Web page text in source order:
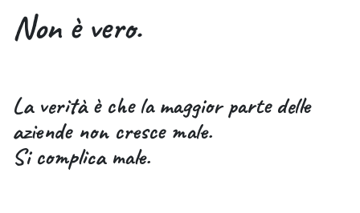
Non è vero.
La verità è che la maggior parte delle
aziende non cresce male.
Si complica male.